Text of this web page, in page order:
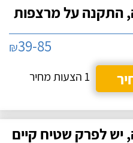
התקנה על מרצפות
₪39-85
1 הצעות מחיר
יש לפרק שטיח קיים